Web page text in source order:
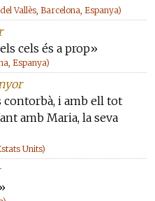
Vallès, Barcelona, Espanya)
cels és a prop»
Espanya)
contorbà, i amb ell tot
amb Maria, la seva
Units)